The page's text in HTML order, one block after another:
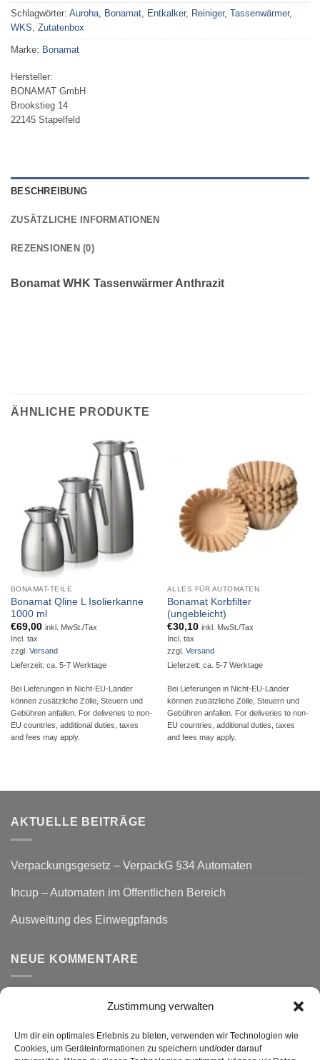
Zustimmung verwalten
Um dir ein optimales Erlebnis zu bieten, verwenden wir Technologien wie
Cookies, um Geräteinformationen zu speichern und/oder darauf
Schlagwörter: Auroha, Bonamat, Entkalker, Reiniger, Tassenwärmer,
WKS, Zutatenbox
Marke: Bonamat
Hersteller:
BONAMAT GmbH
Brookstieg 14
22145 Stapelfeld
BESCHREIBUNG
ZUSÄTZLICHE INFORMATIONEN
REZENSIONEN (0)
Bonamat WHK Tassenwärmer Anthrazit
ÄHNLICHE PRODUKTE
BONAMAT-TEILE
Bonamat Qline L Isolierkanne
1000 ml
€69,00 inkl. MwSt./Tax
Incl. tax
zzgl. Versand
Lieferzeit: ca. 5-7 Werktage
Bei Lieferungen in Nicht-EU-Länder
können zusätzliche Zölle, Steuern und
Gebühren anfallen. For deliveries to non-
EU countries, additional duties, taxes
and fees may apply.
ALLES FÜR AUTOMATEN
Bonamat Korbfilter
(ungebleicht)
€30,10 inkl. MwSt./Tax
Incl. tax
zzgl. Versand
Lieferzeit: ca. 5-7 Werktage
Bei Lieferungen in Nicht-EU-Länder
können zusätzliche Zölle, Steuern und
Gebühren anfallen. For deliveries to non-
EU countries, additional duties, taxes
and fees may apply.
AKTUELLE BEITRÄGE
Verpackungsgesetz – VerpackG §34 Automaten
Incup – Automaten im Öffentlichen Bereich
Ausweitung des Einwegpfands
NEUE KOMMENTARE